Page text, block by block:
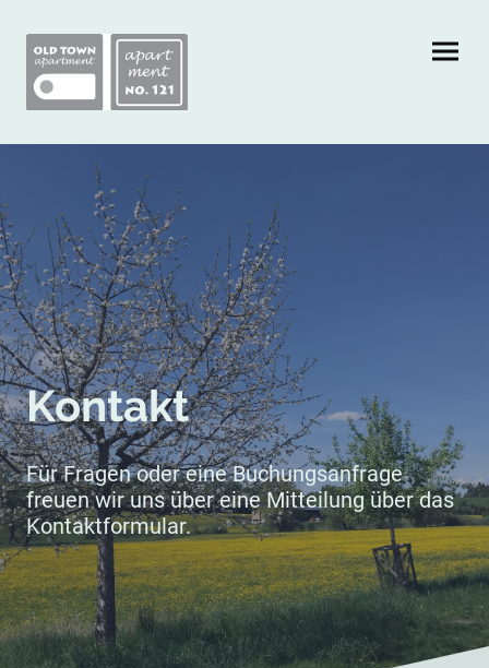
Kontakt
Für Fragen oder eine Buchungsanfrage
freuen wir uns über eine Mitteilung über das
Kontaktformular.